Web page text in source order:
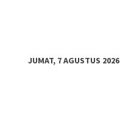
JUMAT, 7 AGUSTUS 2026